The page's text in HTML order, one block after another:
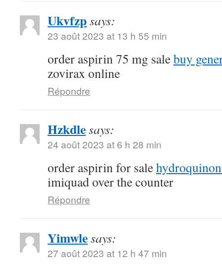
Ukvfzpsays:
23 août 2023 at 13 h 55 min
order aspirin 75 mg salebuy
zovirax online
Répondre
Hzkdlesays:
24 août 2023 at 6 h 28 min
order aspirin for sale
imiquad over the counter
Répondre
Yimwlesays:
27 août 2023 at 12 h 47 min